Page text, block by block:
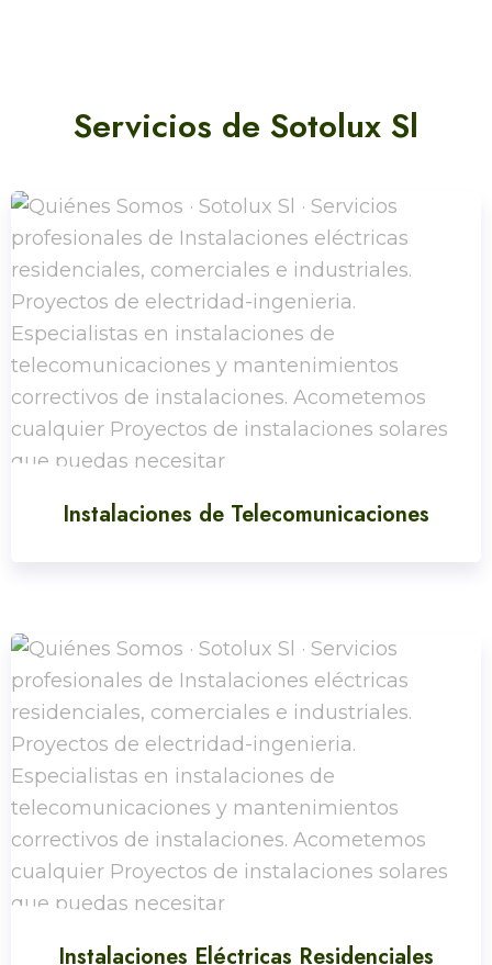
Servicios de Sotolux Sl
Instalaciones de Telecomunicaciones
Instalaciones Eléctricas Residenciales